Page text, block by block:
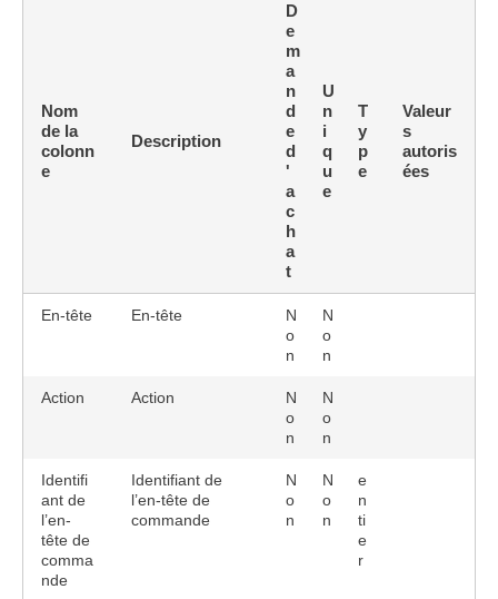
Nom
de la
colonn
e
Description
D
e
m
a
n
d
e
d
'
a
c
h
a
t
U
n
i
q
u
e
T
y
p
e
Valeur
s
autoris
ées
En-tête En-tête
N
o
n
N
o
n
Action Action
N
o
n
N
o
n
Identifi
ant de
l’en-
tête de
comma
nde
Identifiant de
l’en-tête de
commande
N
o
n
N
o
n
e
n
ti
e
r